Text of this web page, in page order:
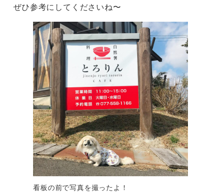
ぜひ参考にしてくださいね〜
看板の前で写真を撮ったよ！